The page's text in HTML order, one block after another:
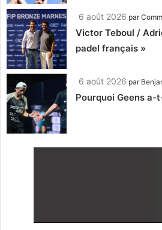
6 août 2026 par
Victor Teboul /
padel français »
6 août 2026 par
Pourquoi Geens a-